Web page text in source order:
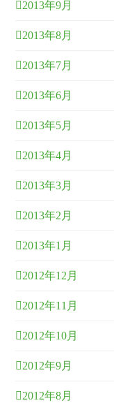
2013年9月
2013年8月
2013年7月
2013年6月
2013年5月
2013年4月
2013年3月
2013年2月
2013年1月
2012年12月
2012年11月
2012年10月
2012年9月
2012年8月